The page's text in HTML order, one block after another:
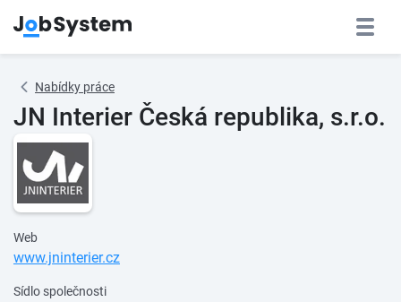
Nabídky práce
JN Interier Česká republika, s.r.o.
Web
www.jninterier.cz
Sídlo společnosti